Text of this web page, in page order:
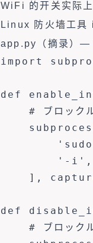
WiFi 的开关实际
Linux 防火墙工具
app.py（摘录）—
import
def
# ブロック
'-
],
def
# ブロック